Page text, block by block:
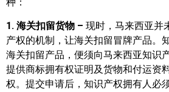
1. 海关扣留货物 – 现时，马来西亚并
产权的机制，让海关扣留冒牌产品。
海关扣留产品，便须向马来西亚知识
提供商标拥有权证明及货物和付运资
权。提交申请后，知识产权拥有人必